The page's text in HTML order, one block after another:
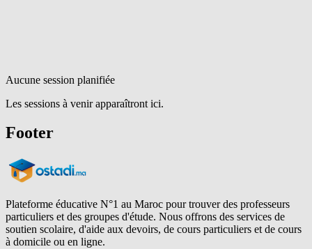
Aucune session planifiée
Les sessions à venir apparaîtront ici.
Footer
Plateforme éducative N°1 au Maroc pour trouver des professeurs
particuliers et des groupes d'étude. Nous offrons des services de
soutien scolaire, d'aide aux devoirs, de cours particuliers et de cours
à domicile ou en ligne.